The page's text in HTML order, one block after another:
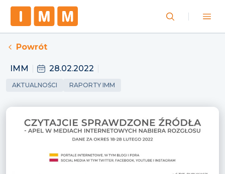
Powrót
IMM 28.02.2022
AKTUALNOŚCI RAPORTY IMM